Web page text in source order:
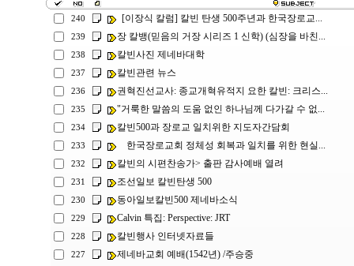
240 [이장식 칼럼] 칼빈 탄생 500주년과 한국장로교...
239 장 칼뱅(믿음의 거장 시리즈 1 신학) (심장을 바친...
238 칼빈사진 제네바대학
237 칼빈관련 뉴스
236 권혁진선교사: 종교개혁유적지 요한 칼빈: 크리스...
235 "거룩한 말씀의 도움 없인 하나님께 다가갈 수 없...
234 칼빈500과 장로교 일치위한 지도자간담회
233 한국장로교회 정체성 회복과 일치를 위한 현실...
232 칼빈의 시편찬송가> 출판 감사예배 열려
231 조선일보 칼빈탄생 500
230 동아일보칼빈500 제네바소식
229 Calvin 특집: Perspective: JRT
228 칼빈행사 인터넷자료들
227 제네바교회 예배(1542년) /주승중